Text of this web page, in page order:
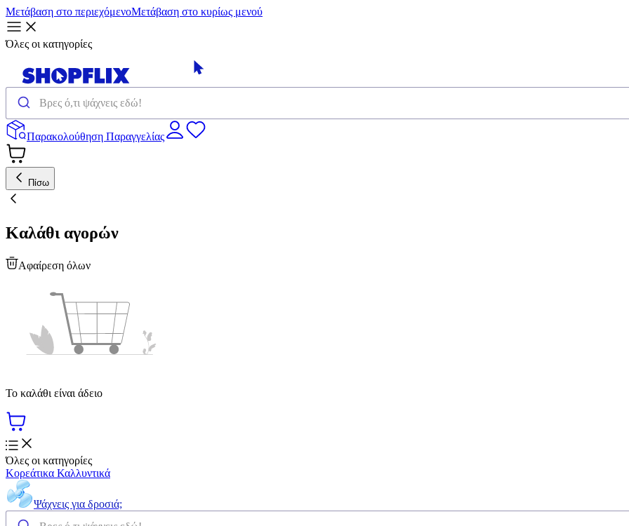
Μετάβαση στο περιεχόμενοΜετάβαση στο κυρίως μενού
Όλες οι κατηγορίες
Παρακολούθηση Παραγγελίας
Πίσω
Καλάθι αγορών
Αφαίρεση όλων
Το καλάθι είναι άδειο
Όλες οι κατηγορίες
Κορεάτικα Καλλυντικά
Ψάχνεις για δροσιά;